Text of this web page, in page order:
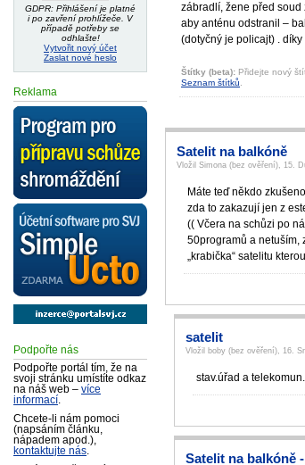
GDPR: Přihlášení je platné
i po zavření prohlížeče. V
případě potřeby se
odhlašte!
Vytvořit nový účet
Zaslat nové heslo
Reklama
Podpořte nás
Podpořte portál tím, že na
svoji stránku umístíte odkaz
na náš web – více
informací
Chcete-li nám pomoci
(napsáním článku,
nápadem apod.),
kontaktujte nás
zábradlí, žene před soud
aby anténu odstranil –
(dotyčný je policajt) .
Štítky (beta): Přidejte nový
Seznam štítků
Satelit na balkóně
Vložil Simona (bez ověření), 15.
Máte teď někdo
zda to zakazují jen z
(( Včera na schůzi po
50programů a netuším,
„krabička“ satelitu
satelit
Vložil boby (bez ověření), 16.
stav.úřad a
Satelit na balkóně